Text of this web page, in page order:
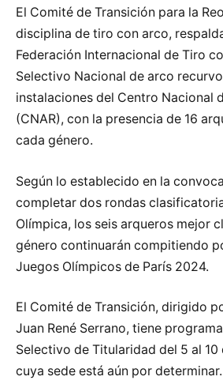
El Comité de Transición para la
disciplina de tiro con arco,
Federación Internacional de Tiro
Selectivo Nacional de arco
instalaciones del Centro Nacional
(CNAR), con la presencia de 16
cada género.
Según lo establecido en la
completar dos rondas
Olímpica, los seis arqueros mejor
género continuarán compitiendo
Juegos Olímpicos de París 2024.
El Comité de Transición, dirigido
Juan René Serrano, tiene
Selectivo de Titularidad del 5 al
cuya sede está aún por